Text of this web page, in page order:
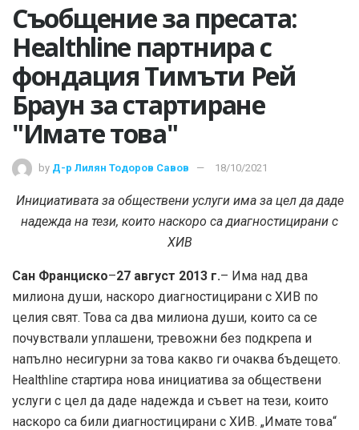
Съобщение за пресата:
Healthline партнира с
фондация Тимъти Рей
Браун за стартиране
"Имате това"
by Д-р Лилян Тодоров Савов 18/10/2021
Инициативата за обществени услуги има за цел да даде
надежда на тези, които наскоро са диагностицирани с
ХИВ
Сан Франциско–27 август 2013 г.– Има над два
милиона души, наскоро диагностицирани с ХИВ по
целия свят. Това са два милиона души, които са се
почувствали уплашени, тревожни без подкрепа и
напълно несигурни за това какво ги очаква бъдещето.
Healthline стартира нова инициатива за обществени
услуги с цел да даде надежда и съвет на тези, които
наскоро са били диагностицирани с ХИВ. „Имате това“